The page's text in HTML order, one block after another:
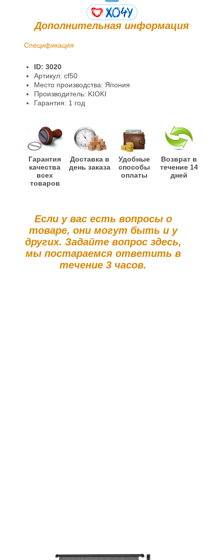
Дополнительная информация
Спецификация
Гарантии и возврат
Информация
ID: 3020
Артикул: cf50
Место производства: Япония
Производитель: KIOKI
Гарантия: 1 год
Гарантия
качества
всех
товаров
Доставка в
день заказа
Удобные
способы
оплаты
Возврат в
течение 14
дней
Если у вас есть вопросы о
товаре, они могут быть и у
других. Задайте вопрос здесь,
мы постараемся ответить в
течение 3 часов.